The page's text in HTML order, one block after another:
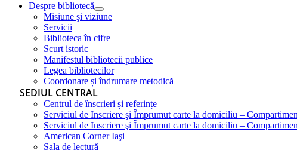
Despre bibliotecă
Misiune şi viziune
Servicii
Biblioteca în cifre
Scurt istoric
Manifestul bibliotecii publice
Legea bibliotecilor
Coordonare și îndrumare metodică
SEDIUL CENTRAL
Centrul de înscrieri și referințe
Serviciul de Inscriere şi Împrumut carte la domiciliu –
Serviciul de Inscriere şi Împrumut carte la domiciliu –
American Corner Iaşi
Sala de lectură